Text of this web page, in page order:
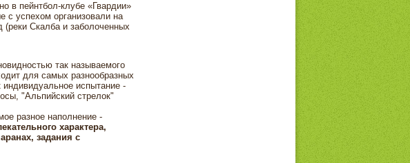
в пейнтбол-клубе «Гвардии»
с успехом организовали на
(реки Скалба и заболоченных
так называемого
для самых разнообразных
испытание -
"Альпийский стрелок"
разное наполнение -
характера,
задания с